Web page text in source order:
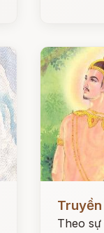
Đọc ngay
Theo